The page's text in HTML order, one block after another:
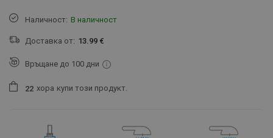
Наличност: В наличност
Доставка от: 13.99 €
Връщане до 100 дни
22 хора купи този продукт.